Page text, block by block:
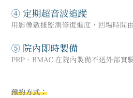
④ 定期超音波追蹤
用影像數據監測修復進度，回場時間
⑤ 院內即時製備
PRP、BMAC 在院內製備不送外部實
預約方式：